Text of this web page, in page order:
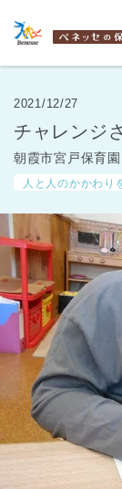
2021/12/27
チャレンジ
朝霞市宮戸保育園
人と人のかかわり